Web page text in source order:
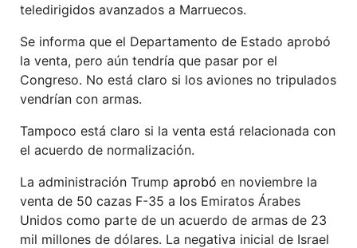
teledirigidos avanzados a Marruecos.
Se informa que el Departamento de Estado aprobó
la venta, pero aún tendría que pasar por el
Congreso. No está claro si los aviones no tripulados
vendrían con armas.
Tampoco está claro si la venta está relacionada con
el acuerdo de normalización.
La administración Trump aprobó en noviembre la
venta de 50 cazas F-35 a los Emiratos Árabes
Unidos como parte de un acuerdo de armas de 23
mil millones de dólares. La negativa inicial de Israel